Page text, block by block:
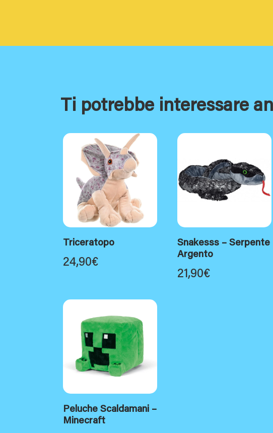
Ti potrebbe interessare
Triceratopo
24,90€
Snakesss – Serpente
Argento
21,90€
Peluche Scaldamani –
Minecraft